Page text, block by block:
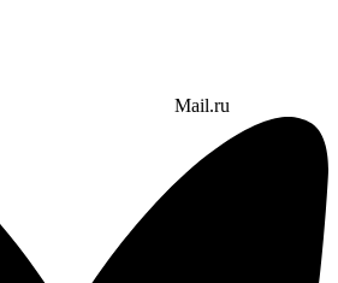
Mail.ru